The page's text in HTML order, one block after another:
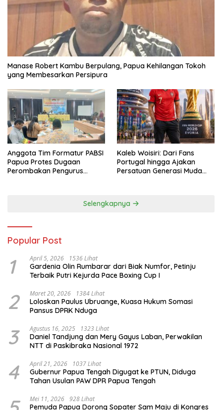
Manase Robert Kambu Berpulang, Papua Kehilangan Tokoh
yang Membesarkan Persipura
Anggota Tim Formatur PABSI
Papua Protes Dugaan
Perombakan Pengurus
Kaleb Woisiri: Dari Fans
Portugal hingga Ajakan
Persatuan Generasi Muda
Selengkapnya
Popular Post
1 April 5, 2026 1536 Lihat
Gardenia Olin Rumbarar dari Biak Numfor, Petinju
Terbaik Putri Kejurda Pace Boxing Cup I
2 Maret 20, 2026 1384 Lihat
Loloskan Paulus Ubruange, Kuasa Hukum Somasi
Pansus DPRK Nduga
3 Agustus 16, 2025 1323 Lihat
Daniel Tandjung dan Mery Gayus Laban, Perwakilan
NTT di Paskibraka Nasional 1972
4 April 21, 2026 1037 Lihat
Gubernur Papua Tengah Digugat ke PTUN, Diduga
Tahan Usulan PAW DPR Papua Tengah
Mei 11, 2026 928 Lihat
Pemuda Papua Dorong Sopater Sam Maju di Kongres